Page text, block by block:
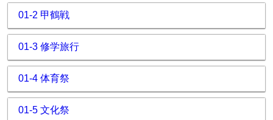
01-2 甲鶴戦
01-3 修学旅行
01-4 体育祭
01-5 文化祭